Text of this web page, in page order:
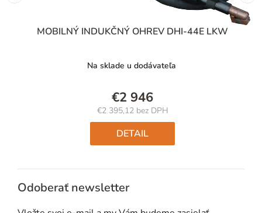
MOBILNÝ INDUKČNÝ OHREV DHI-44E LKW
Na sklade u dodávateľa
€2 946
€2 395,12 bez DPH
Jednotková
cena:
DETAIL
Odoberať newsletter